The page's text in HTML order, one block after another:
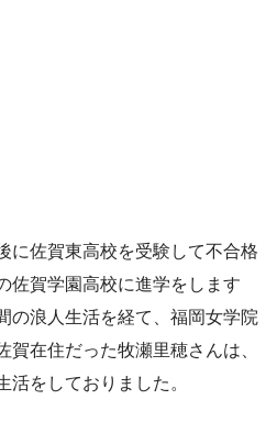
に佐賀東高校を受験して不合格
佐賀学園高校に進学をします
の浪人生活を経て、福岡女学院
在住だった牧瀬里穂さんは、
活をしておりました。